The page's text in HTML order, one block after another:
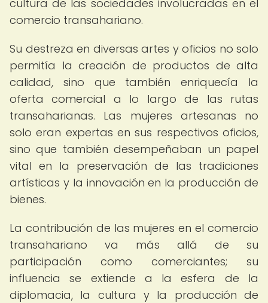
cultura de las sociedades involucradas en el
comercio transahariano.
Su destreza en diversas artes y oficios no solo
permitía la creación de productos de alta
calidad, sino que también enriquecía la
oferta comercial a lo largo de las rutas
transaharianas. Las mujeres artesanas no
solo eran expertas en sus respectivos oficios,
sino que también desempeñaban un papel
vital en la preservación de las tradiciones
artísticas y la innovación en la producción de
bienes.
La contribución de las mujeres en el comercio
transahariano va más allá de su
participación como comerciantes; su
influencia se extiende a la esfera de la
diplomacia, la cultura y la producción de